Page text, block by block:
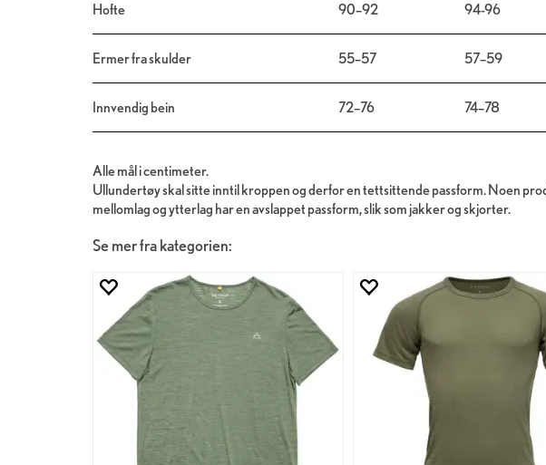
Hofte 90–92 94-96
Ermer fra skulder 55–57 57–59
Innvendig bein 72–76 74–78
Alle mål i centimeter.
Ullundertøy skal sitte inntil kroppen og derfor en tettsittende passform. Noen
mellomlag og ytterlag har en avslappet passform, slik som jakker og skjorter.
Se mer fra kategorien: